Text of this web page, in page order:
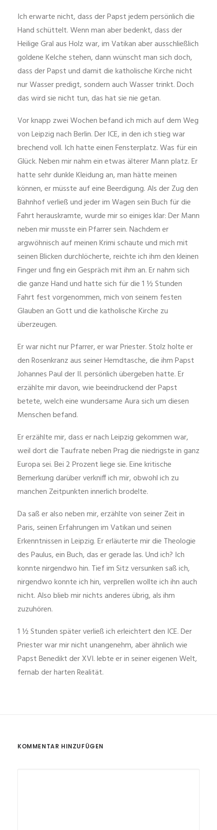
Ich erwarte nicht, dass der Papst jedem persönlich die
Hand schüttelt. Wenn man aber bedenkt, dass der
Heilige Gral aus Holz war, im Vatikan aber ausschließlich
goldene Kelche stehen, dann wünscht man sich doch,
dass der Papst und damit die katholische Kirche nicht
nur Wasser predigt, sondern auch Wasser trinkt. Doch
das wird sie nicht tun, das hat sie nie getan.
Vor knapp zwei Wochen befand ich mich auf dem Weg
von Leipzig nach Berlin. Der ICE, in den ich stieg war
brechend voll. Ich hatte einen Fensterplatz. Was für ein
Glück. Neben mir nahm ein etwas älterer Mann platz. Er
hatte sehr dunkle Kleidung an, man hätte meinen
können, er müsste auf eine Beerdigung. Als der Zug den
Bahnhof verließ und jeder im Wagen sein Buch für die
Fahrt herauskramte, wurde mir so einiges klar: Der Mann
neben mir musste ein Pfarrer sein. Nachdem er
argwöhnisch auf meinen Krimi schaute und mich mit
seinen Blicken durchlöcherte, reichte ich ihm den kleinen
Finger und fing ein Gespräch mit ihm an. Er nahm sich
die ganze Hand und hatte sich für die 1 ½ Stunden
Fahrt fest vorgenommen, mich von seinem festen
Glauben an Gott und die katholische Kirche zu
überzeugen.
Er war nicht nur Pfarrer, er war Priester. Stolz holte er
den Rosenkranz aus seiner Hemdtasche, die ihm Papst
Johannes Paul der II. persönlich übergeben hatte. Er
erzählte mir davon, wie beeindruckend der Papst
betete, welch eine wundersame Aura sich um diesen
Menschen befand.
Er erzählte mir, dass er nach Leipzig gekommen war,
weil dort die Taufrate neben Prag die niedrigste in ganz
Europa sei. Bei 2 Prozent liege sie. Eine kritische
Bemerkung darüber verkniff ich mir, obwohl ich zu
manchen Zeitpunkten innerlich brodelte.
Da saß er also neben mir, erzählte von seiner Zeit in
Paris, seinen Erfahrungen im Vatikan und seinen
Erkenntnissen in Leipzig. Er erläuterte mir die Theologie
des Paulus, ein Buch, das er gerade las. Und ich? Ich
konnte nirgendwo hin. Tief im Sitz versunken saß ich,
nirgendwo konnte ich hin, verprellen wollte ich ihn auch
nicht. Also blieb mir nichts anderes übrig, als ihm
zuzuhören.
1 ½ Stunden später verließ ich erleichtert den ICE. Der
Priester war mir nicht unangenehm, aber ähnlich wie
Papst Benedikt der XVI. lebte er in seiner eigenen Welt,
fernab der harten Realität.
KOMMENTAR HINZUFÜGEN